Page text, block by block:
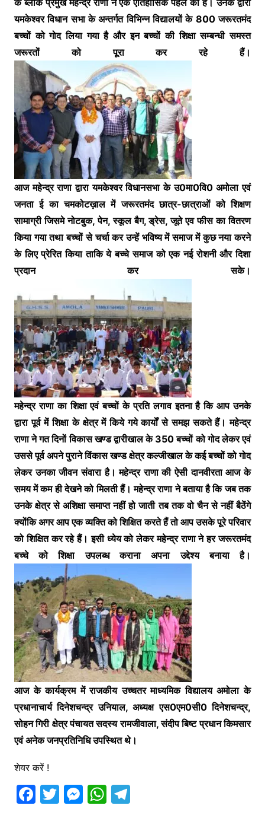
यमकेश्वर विधान सभा के अन्तर्गत विभिन्न विद्यालयों के 800 जरूरतमंद
बच्चों को गोद लिया गया है और इन बच्चों की शिक्षा सम्बन्धी समस्त
जरूरतों को पूरा कर रहे हैं।
आज महेन्द्र राणा द्वारा यमकेश्वर विधानसभा के उ0मा0वि0 अमोला एवं
जनता ई का चमकोटख़ाल में जरूरतमंद छात्र-छात्राओं को शिक्षण
सामाग्री जिसमे नोटबुक, पेन, स्कूल बैग, ड्रेस, जूते एव फीस का वितरण
किया गया तथा बच्चों से चर्चा कर उन्हें भविष्य में समाज में कुछ नया करने
के लिए प्रेरित किया ताकि ये बच्चे समाज को एक नई रोशनी और दिशा
प्रदान कर सके।
महेन्द्र राणा का शिक्षा एवं बच्चों के प्रति लगाव इतना है कि आप उनके
द्वारा पूर्व में शिक्षा के क्षेत्र में किये गये कार्यों से समझ सकते हैं। महेन्द्र
राणा ने गत दिनों विकास खण्ड द्वारीखाल के 350 बच्चों को गोद लेकर एवं
उससे पूर्व अपने पुराने विंकास खण्ड क्षेत्र कल्जीखाल के कई बच्चों को गोद
लेकर उनका जीवन संवारा है। महेन्द्र राणा की ऐसी दानवीरता आज के
समय में कम ही देखने को मिलती हैं। महेन्द्र राणा ने बताया है कि जब तक
उनके क्षेत्र से अशिक्षा समाप्त नहीं हो जाती तब तक वो चैन से नहीं बैठेंगे
क्योंकि अगर आप एक व्यक्ति को शिक्षित करते हैं तो आप उसके पूरे परिवार
को शिक्षित कर रहे हैं। इसी ध्येय को लेकर महेन्द्र राणा ने हर जरूरतमंद
बच्चे को शिक्षा उपलब्ध कराना अपना उद्देश्य बनाया है।
आज के कार्यक्रम में राजकीय उच्चतर माध्यमिक विद्यालय अमोला के
प्रधानाचार्य दिनेशचन्द्र उनियाल, अध्यक्ष एस0एम0सी0 दिनेशचन्द्र,
सोहन गिरी क्षेत्र पंचायत सदस्य रामजीवाला, संदीप बिष्ट प्रधान किमसार
एवं अनेक जनप्रतिनिधि उपस्थित थे।
शेयर करें !
F T M W T